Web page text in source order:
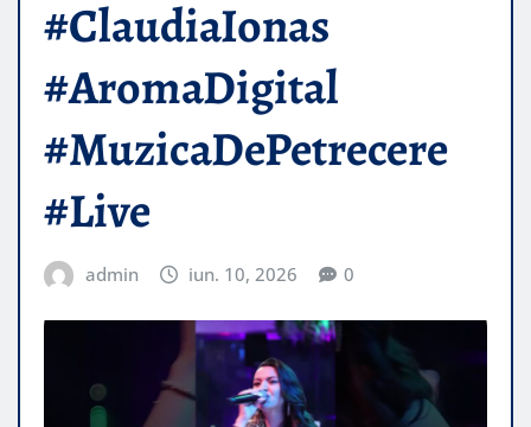
#ClaudiaIonas
#AromaDigital
#MuzicaDePetrecere
#Live
admin iun. 10, 2026 0